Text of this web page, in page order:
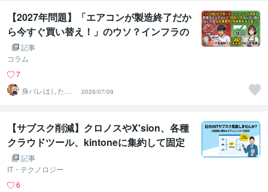
【2027年問題】「エアコンが製造終了だか
ら今すぐ買い替え！」のウソ？インフラの
プロが教える本当にオトクな時期の見極め
方
記事
コラム
7
身バレはしたく
ないよね
2026/07/09
【サブスク削減】クロノスやX'sion、各種
クラウドツール、kintoneに集約して固定
費を削れませんか？
記事
IT・テクノロジー
6